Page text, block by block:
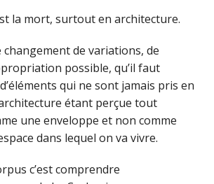
la mort, surtout en architecture.
changement de variations, de
possible, qu’il faut
qui ne sont jamais pris en
étant perçue tout
une enveloppe et non comme
dans lequel on va vivre.
c’est comprendre